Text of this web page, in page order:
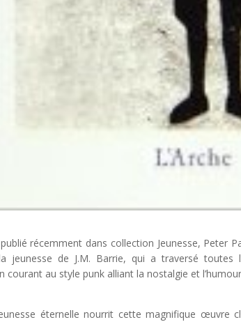
récemment dans collection Jeunesse, Peter
jeunesse de J.M. Barrie, qui a traversé toutes
courant au style punk alliant la nostalgie et
éternelle nourrit cette magnifique œuvre